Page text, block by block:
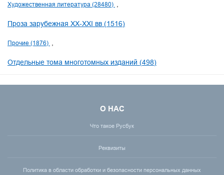
Художественная литература (28480)
Проза зарубежная XX-XXI вв (1516)
Прочие (1876)
Отдельные тома многотомных изданий (498)
О НАС
Что такое Русбук
Реквизиты
Политика в области обработки и безопасности персональных данных